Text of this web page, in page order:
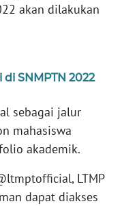
akan dilakukan
SNMPTN 2022
sebagai jalur
mahasiswa
akademik.
LTMP
dapat diakses